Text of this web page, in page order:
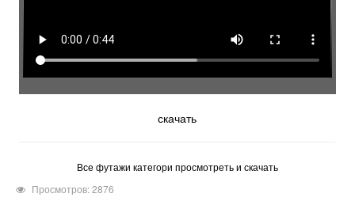
скачать
Все футажи категори просмотреть и скачать
Просмотров: 2876